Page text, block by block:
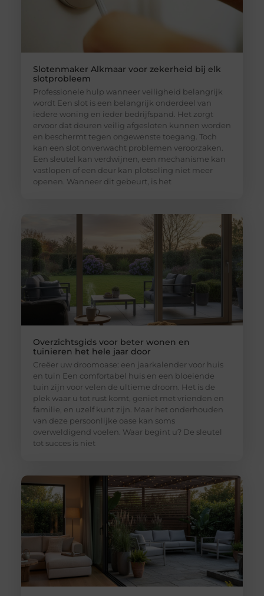
Slotenmaker Alkmaar voor zekerheid bij elk
slotprobleem
Professionele hulp wanneer veiligheid belangrijk
wordt Een slot is een belangrijk onderdeel van
iedere woning en ieder bedrijfspand. Het zorgt
ervoor dat deuren veilig afgesloten kunnen worden
en beschermt tegen ongewenste toegang. Toch
kan een slot onverwacht problemen veroorzaken.
Een sleutel kan verdwijnen, een mechanisme kan
vastlopen of een deur kan plotseling niet meer
openen. Wanneer dit gebeurt, is het
Overzichtsgids voor beter wonen en
tuinieren het hele jaar door
Creëer uw droomoase: een jaarkalender voor huis
en tuin Een comfortabel huis en een bloeiende
tuin zijn voor velen de ultieme droom. Het is de
plek waar u tot rust komt, geniet met vrienden en
familie, en uzelf kunt zijn. Maar het onderhouden
van deze persoonlijke oase kan soms
overweldigend voelen. Waar begint u? De sleutel
tot succes is niet